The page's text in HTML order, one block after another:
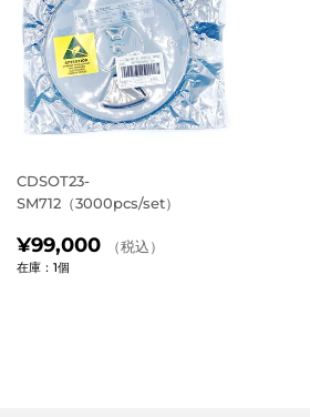
CDSOT23-
SM712（3000pcs/set）
通
常
¥99,000 （税込）
在庫：1個